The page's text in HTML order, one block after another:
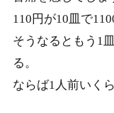
110円が10皿で
そうなるともう1
る。
ならば1人前いく